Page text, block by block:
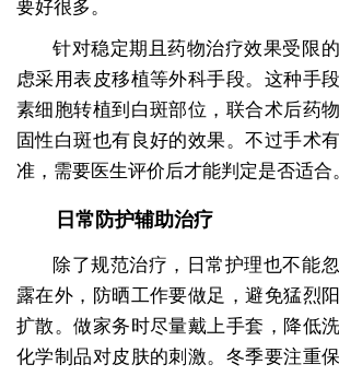
要好很多。
针对稳定期且药物治疗效果受限
虑采用表皮移植等外科手段。这种手
素细胞转植到白斑部位，联合术后药
固性白斑也有良好的效果。不过手术
准，需要医生评价后才能判定是否适合
日常防护辅助治疗
除了规范治疗，日常护理也不能
露在外，防晒工作要做足，避免猛烈
扩散。做家务时尽量戴上手套，降低
化学制品对皮肤的刺激。冬季要注重